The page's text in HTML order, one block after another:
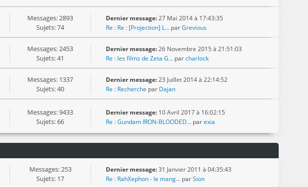
Messages: 2893
Sujets: 74
Dernier message:27 Mai 2014 à 17:43:35
Re : Re : [Projection] L... parGrevious
Messages: 2453
Sujets: 41
Dernier message:26 Novembre 2015 à 21:51:03
Re : les films de Zeta G... parcharlock
Messages: 1337
Sujets: 40
Dernier message:23 Juillet 2014 à 22:14:52
Re : Recherche par Dajan
Messages: 9433
Sujets: 66
Dernier message: 10 Avril 2017 à 16:02:15
Re : Gundam IRON-BLOODED... parexia
Messages: 253
Sujets: 17
Dernier message:31 Janvier 2011 à 04:35:43
Re : RahXephon - le mang... parSion